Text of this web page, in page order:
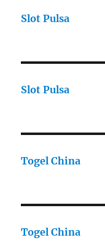
Slot Pulsa
Slot Pulsa
Togel China
Togel China